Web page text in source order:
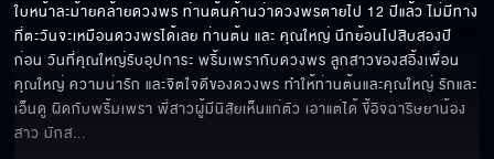
ใบหน้าละม้ายคล้ายดวงพร ท่านต้นค้านว่าดวงพรตายไป 12 ปีแล้ว ไม่มีทาง
ที่ตะวันจะเหมือนดวงพรได้เลย ท่านต้น และ คุณใหญ่ นึกย้อนไปสิบสองปี
ก่อน วันที่คุณใหญ่รับอุปการะ พริ้มเพรากับดวงพร ลูกสาวของสอิ้งเพื่อน
คุณใหญ่ ความน่ารัก และจิตใจดีของดวงพร ทำให้ท่านต้นและคุณใหญ่ รักและ
เอ็นดู ผิดกับพริ้มเพรา พี่สาวผู้มีนิสัยเห็นแก่ตัว เอาแต่ได้ ขี้อิจฉาริษยาน้อง
สาว มักส...